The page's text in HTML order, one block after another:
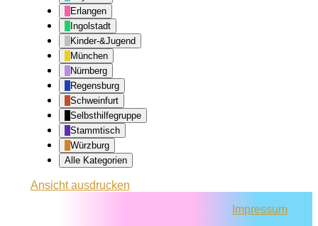
Erlangen
Ingolstadt
Kinder-&Jugend
München
Nürnberg
Regensburg
Schweinfurt
Selbsthilfegruppe
Stammtisch
Würzburg
Alle Kategorien
Ansichtausdrucken
Impressum